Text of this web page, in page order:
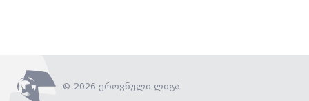
© 2026 ეროვნული ლიგა